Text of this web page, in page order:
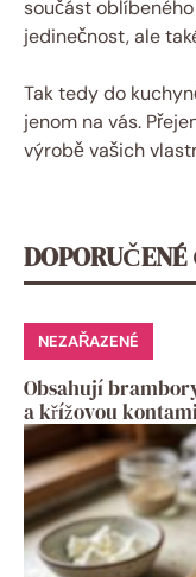
součást
jedinečnost, ale
Tak tedy do
jenom na vás.
výrobě vašich
NEZAŘAZENÉ
Obsahují
a křížovou